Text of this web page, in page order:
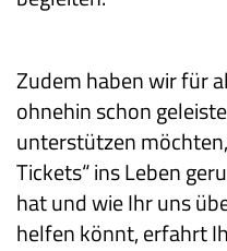
Zudem haben wir für
ohnehin schon
unterstützen
Tickets“ ins Leben
hat und wie Ihr uns
helfen könnt, erfahrt